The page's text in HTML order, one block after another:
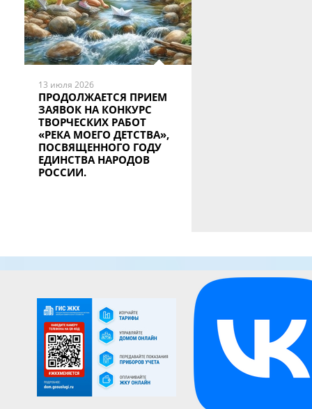
13 июля 2026
ПРОДОЛЖАЕТСЯ ПРИЕМ
ЗАЯВОК НА КОНКУРС
ТВОРЧЕСКИХ РАБОТ
«РЕКА МОЕГО ДЕТСТВА»,
ПОСВЯЩЕННОГО ГОДУ
ЕДИНСТВА НАРОДОВ
РОССИИ.